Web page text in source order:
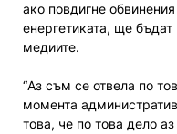
ако повдигне
енергетиката, ще
медиите.
“Аз съм се отвела по
момента
това, че по това дело